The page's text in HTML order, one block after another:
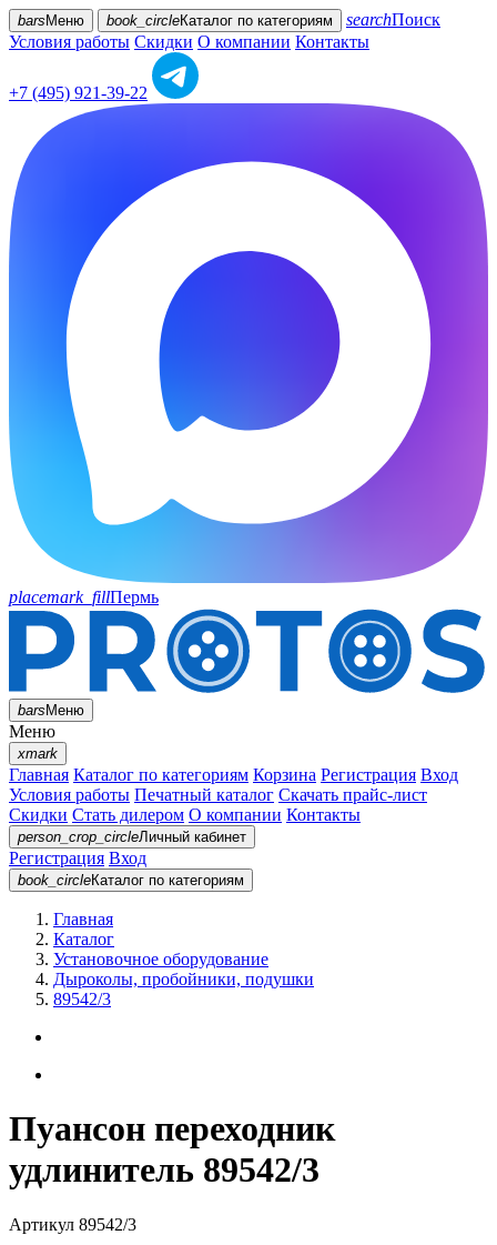
bars Меню book_circleКаталог по категориям searchПоиск
Условия работы Скидки О компании Контакты
+7 (495) 921-39-22
placemark_fillПермь
barsМеню
Меню
xmark
Главная Каталог по категориям Корзина Регистрация Вход
Условия работы Печатный каталог Скачать прайс-лист
Скидки Стать дилером О компании Контакты
person_crop_circleЛичный кабинет
Регистрация Вход
book_circleКаталог по категориям
Главная
Каталог
Установочное оборудование
Дыроколы, пробойники, подушки
89542/3
Пуансон переходник
удлинитель 89542/3
Артикул 89542/3